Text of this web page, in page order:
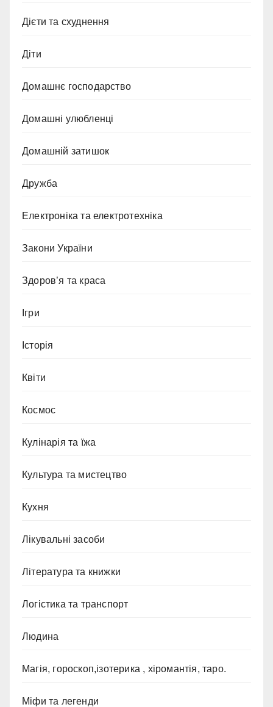
Дієти та схуднення
Діти
Домашнє господарство
Домашні улюбленці
Домашній затишок
Дружба
Електроніка та електротехніка
Закони України
Здоров’я та краса
Ігри
Історія
Квіти
Космос
Кулінарія та їжа
Культура та мистецтво
Кухня
Лікувальні засоби
Література та книжки
Логістика та транспорт
Людина
Магія, гороскоп,ізотерика , хіромантія, таро.
Міфи та легенди